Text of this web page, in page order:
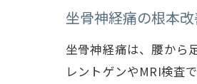
坐骨神経痛の根本
坐骨神経痛は、腰から
レントゲンやMRI検査